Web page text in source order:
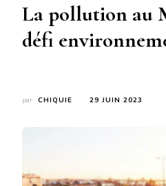
La pollution au
défi
par CHIQUIE 29 JUIN 2023